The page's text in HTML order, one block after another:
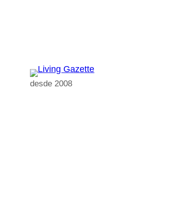
desde 2008